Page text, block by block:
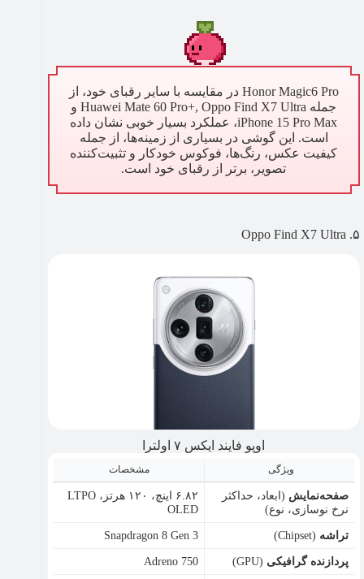
Honor Magic6 Pro در مقایسه با سایر رقبای خود، از
جمله Huawei Mate 60 Pro+, Oppo Find X7 Ultra و
iPhone 15 Pro Max، عملکرد بسیار خوبی نشان داده
است. این گوشی در بسیاری از زمینه‌ها، از جمله
کیفیت عکس، رنگ‌ها، فوکوس خودکار و تثبیت‌کننده
تصویر، برتر از رقبای خود است.
۵. Oppo Find X7 Ultra
اوپو فایند ایکس ۷ اولترا
ویژگی مشخصات
صفحه‌نمایش (ابعاد، حداکثر
نرخ نوسازی، نوع)
۶.۸۲ اینچ، ۱۲۰ هرتز، LTPO
OLED
تراشه (Chipset)
Snapdragon 8 Gen 3
پردازنده گرافیکی (GPU)
Adreno 750